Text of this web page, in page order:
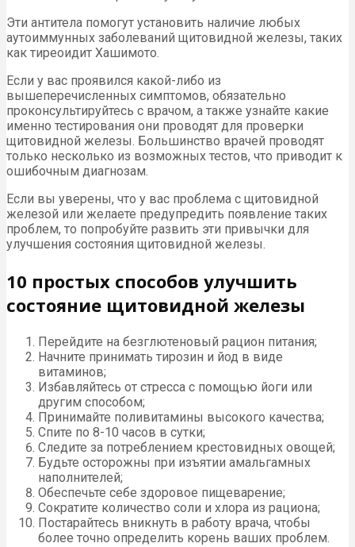
Эти антитела помогут установить наличие любых
аутоиммунных заболеваний щитовидной железы, таких
как тиреоидит Хашимото.
Если у вас проявился какой-либо из
вышеперечисленных симптомов, обязательно
проконсультируйтесь с врачом, а также узнайте какие
именно тестирования они проводят для проверки
щитовидной железы. Большинство врачей проводят
только несколько из возможных тестов, что приводит к
ошибочным диагнозам.
Если вы уверены, что у вас проблема с щитовидной
железой или желаете предупредить появление таких
проблем, то попробуйте развить эти привычки для
улучшения состояния щитовидной железы.
10 простых способов улучшить
состояние щитовидной железы
Перейдите на безглютеновый рацион питания;
Начните принимать тирозин и йод в виде
витаминов;
Избавляйтесь от стресса с помощью йоги или
другим способом;
Принимайте поливитамины высокого качества;
Спите по 8-10 часов в сутки;
Следите за потреблением крестовидных овощей;
Будьте осторожны при изъятии амальгамных
наполнителей;
Обеспечьте себе здоровое пищеварение;
Сократите количество соли и хлора из рациона;
Постарайтесь вникнуть в работу врача, чтобы
более точно определить корень ваших проблем.